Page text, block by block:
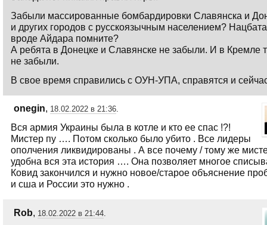
Забыли массированные бомбардировки Славянска и
и других городов с русскоязычным населением?
вроде Айдара помните?
А ребята в Донецке и Славянске не забыли. И в Кремле
не забыли.
В свое время справились с ОУН-УПА, справятся и
onegin, 18.02.2022 в 21:36.
Вся армия Украины была в котле и кто ее спас !?!
Мистер пу …. Потом сколько было убито . Все лидеры
ополчения ликвидированы . А все почему / тому же
удобна вся эта история …. Она позволяет многое
Ковид закончился и нужно новое/старое объяснение
и сша и России это нужно .
Rob, 18.02.2022 в 21:44.